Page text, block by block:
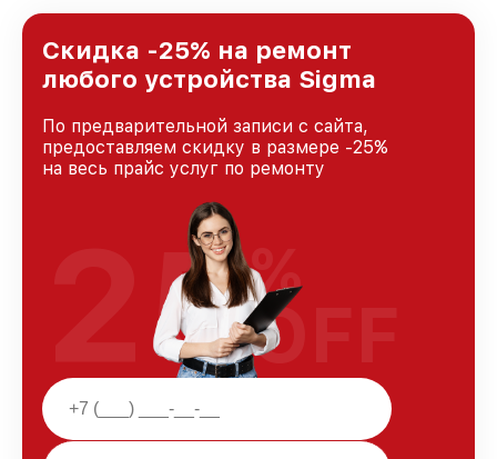
Краснодаре, постоянно повышая уровень
доверия и лояльности наших клиентов.
Скидка -25% на ремонт
любого устройства Sigma
По предварительной записи с сайта,
предоставляем скидку в размере -25%
на весь прайс услуг по ремонту
25%
OFF